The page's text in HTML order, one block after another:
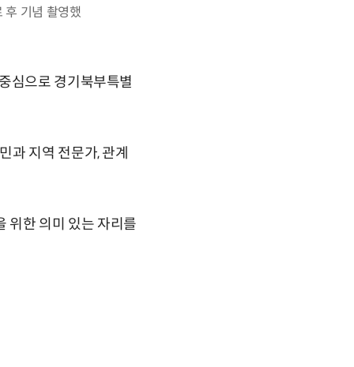
후 기념 촬영했
심으로 경기북부특별
과 지역 전문가, 관계
위한 의미 있는 자리를